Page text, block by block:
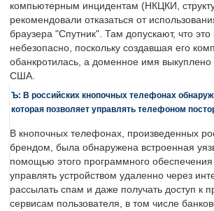
компьютерным инцидентам (НКЦКИ,
рекомендовали отказаться от
браузера "Спутник". Там допускают, что
небезопасно, поскольку создавшая его
обанкротилась, а доменное имя выкуплено
США.
Ъ: В российских кнопочных телефонах
которая позволяет управлять телефоном
В кнопочных телефонах, произведенных
брендом, была обнаружена встроенная
помощью этого программного
управлять устройством удаленно через
рассылать спам и даже получать доступ к
сервисам пользователя, в том числе